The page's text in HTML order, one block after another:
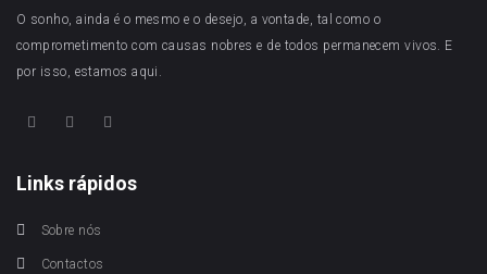
O sonho, ainda é o mesmo e o desejo, a vontade, tal como o
comprometimento com causas nobres e de todos permanecem vivos. E
por isso, estamos aqui.
Links rápidos
Sobre nós
Contactos